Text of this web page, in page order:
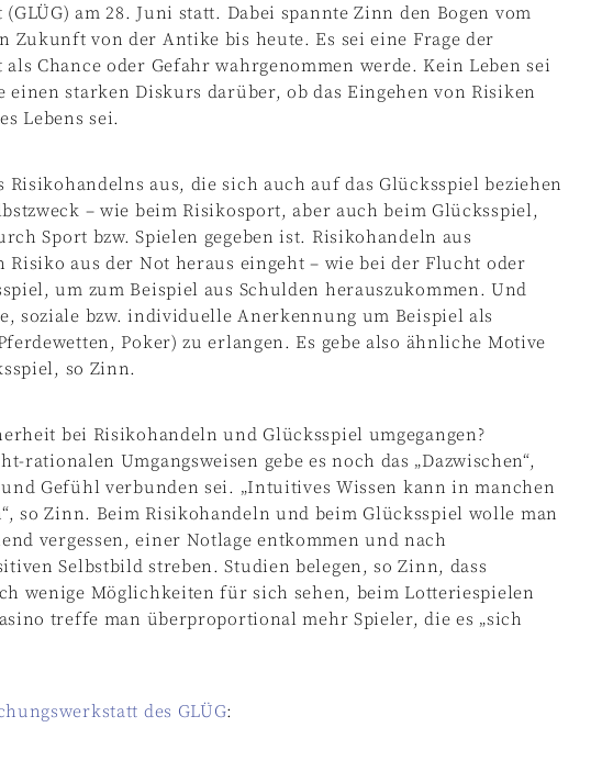
am 28. Juni statt. Dabei spannte Zinn den Bogen vom
Zukunft von der Antike bis heute. Es sei eine Frage der
Chance oder Gefahr wahrgenommen werde. Kein Leben sei
einen starken Diskurs darüber, ob das Eingehen von Risiken
Lebens sei.
Risikohandelns aus, die sich auch auf das Glücksspiel beziehen
– wie beim Risikosport, aber auch beim Glücksspiel,
Sport bzw. Spielen gegeben ist. Risikohandeln aus
aus der Not heraus eingeht – wie bei der Flucht oder
um zum Beispiel aus Schulden herauszukommen. Und
soziale bzw. individuelle Anerkennung um Beispiel als
Poker) zu erlangen. Es gebe also ähnliche Motive
so Zinn.
bei Risikohandeln und Glücksspiel umgegangen?
rationalen Umgangsweisen gebe es noch das „Dazwischen“,
Gefühl verbunden sei. „Intuitives Wissen kann in manchen
so Zinn. Beim Risikohandeln und beim Glücksspiel wolle man
vergessen, einer Notlage entkommen und nach
Selbstbild streben. Studien belegen, so Zinn, dass
wenige Möglichkeiten für sich sehen, beim Lotteriespielen
treffe man überproportional mehr Spieler, die es „sich
des GLÜG: